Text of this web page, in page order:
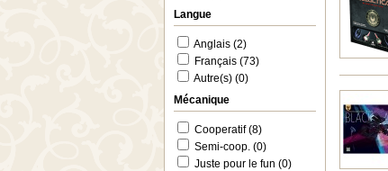
Langue
Anglais (2)
Français (73)
Autre(s) (0)
Mécanique
Cooperatif (8)
Semi-coop. (0)
Juste pour le fun (0)